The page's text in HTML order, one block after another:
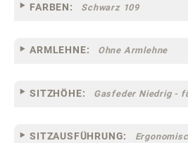
FARBEN: Schwarz 109
ARMLEHNE: Ohne Armlehne
SITZHÖHE:
SITZAUSFÜHRUNG: